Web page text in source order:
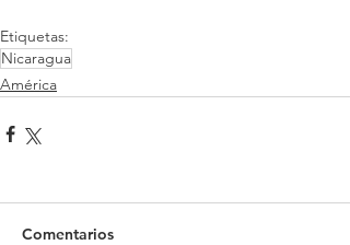
Etiquetas:
Nicaragua
América
Comentarios